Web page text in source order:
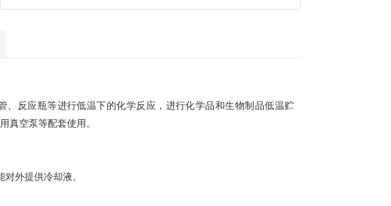
反应瓶等进行低温下的化学反应，进行化学品和生物制品低温贮
真空泵等配套使用。
外提供冷却液。